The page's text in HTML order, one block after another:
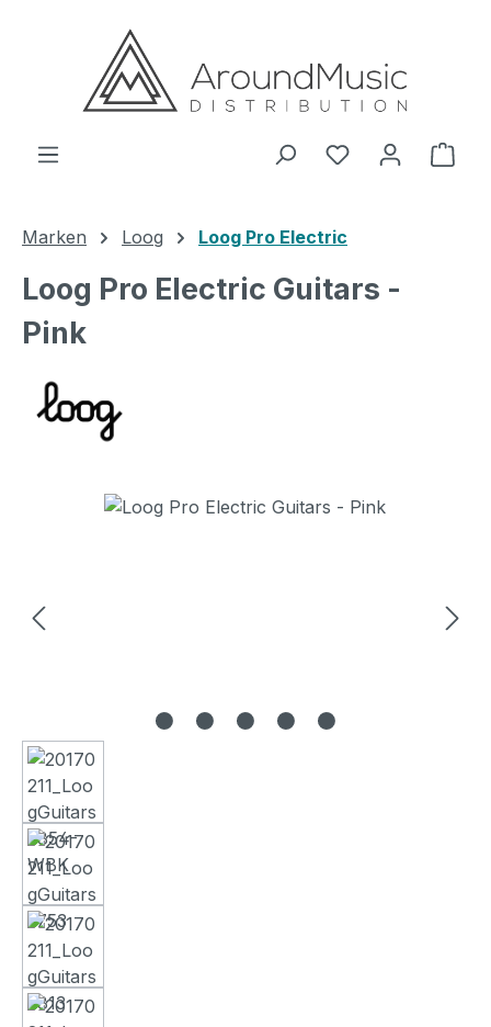
Zum Hauptinhalt springen
Marken Loog Loog Pro Electric
Loog Pro Electric Guitars -
Pink
Bildergalerie überspringen